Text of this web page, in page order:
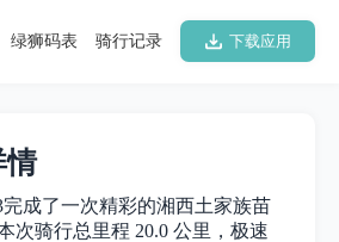
下载应用
骑行记录
绿狮码表
情
完成了一次精彩的湘西土家族苗
次骑行总里程 20.0 公里，极速